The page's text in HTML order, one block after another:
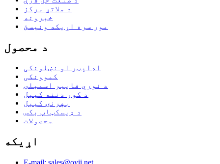
د ملاتړ مرکز
خبرونه
موږ سره اړیکه ونیسئ
د محصول
اډاپټر او نښلونکی
کموونکی
د نوري فایبر اسمبلۍ
د کور دننه کیبل
بهرنۍ کیبل
د ډیسکټاپ بکس
محصولات
اړیکه